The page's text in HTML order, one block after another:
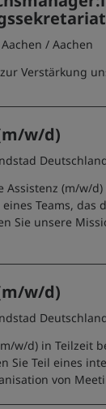
Aachen / Aachen
Verstärkung
w/d)
Assistenz (m/w/
Teams, das
Sie unsere
w/d)
w/d) in Teilzeit
Sie Teil eines
von